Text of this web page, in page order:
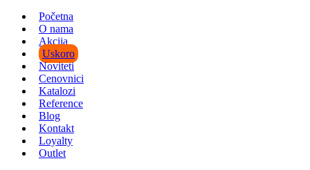
Početna
O nama
Akcija
Uskoro
Noviteti
Cenovnici
Katalozi
Reference
Blog
Kontakt
Loyalty
Outlet